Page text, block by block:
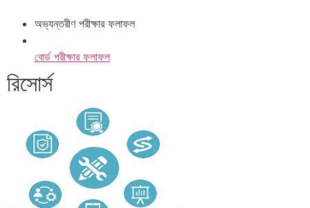
অভ্যন্তরীণ পরীক্ষার ফলাফল
বোর্ড পরীক্ষার ফলাফল
রিসোর্স